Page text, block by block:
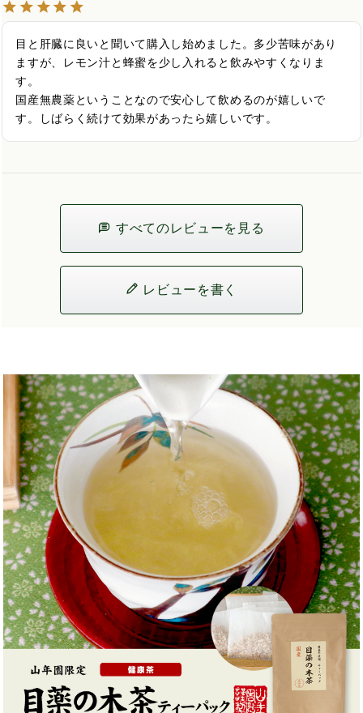
目と肝臓に良いと聞いて購入し始めました。多少苦味があり
ますが、レモン汁と蜂蜜を少し入れると飲みやすくなりま
す。
国産無農薬ということなので安心して飲めるのが嬉しいで
す。しばらく続けて効果があったら嬉しいです。
すべてのレビューを見る
レビューを書く